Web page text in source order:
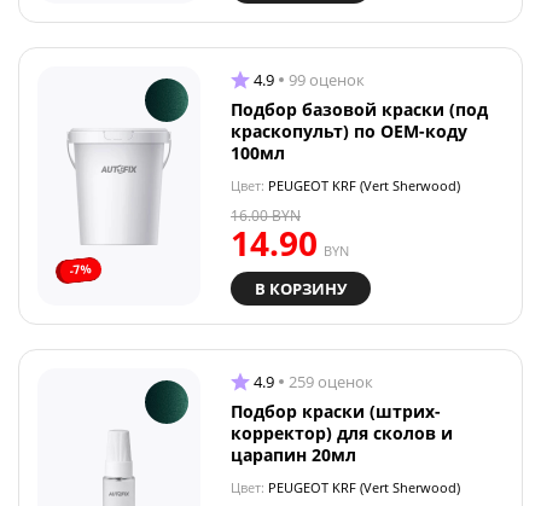
-7%
4.9 99 оценок
Подбор базовой краски (под
краскопульт) по OEM-коду
100мл
Цвет: PEUGEOT KRF (Vert Sherwood)
14.90 BYN
16.00BYN
В КОРЗИНУ
4.9 259 оценок
Подбор краски (штрих-
корректор) для сколов и
царапин 20мл
Цвет: PEUGEOT KRF (Vert Sherwood)